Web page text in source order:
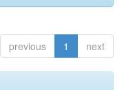
previous 1 next